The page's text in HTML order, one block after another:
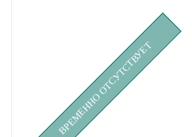
ВРЕМЕННО ОТСУТСТВУЕТ